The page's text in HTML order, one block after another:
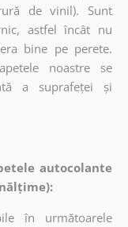
de vinil). Sunt
astfel încât nu
bine pe perete.
noastre se
a suprafeței și
autocolante
în următoarele